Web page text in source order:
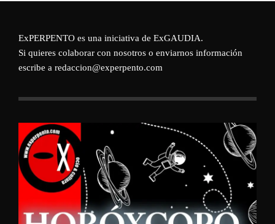
ExPERPENTO es una iniciativa de ExGAUDIA.
Si quieres colaborar con nosotros o enviarnos información
escribe a redaccion@experpento.com